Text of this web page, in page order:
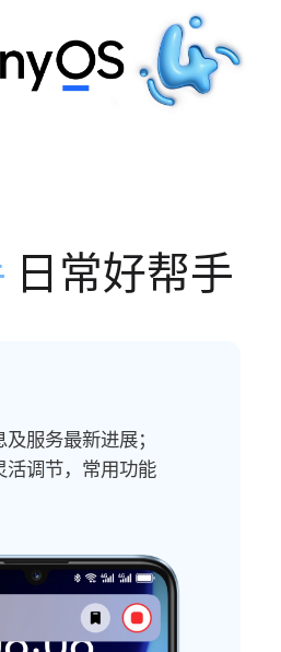
日常好帮手
服务最新进展⁠；
活调节，常用功能